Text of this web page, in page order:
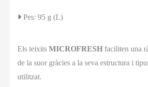
Pes: 95 g (L)
Els teixits MICROFRESH faciliten una
de la suor gràcies a la seva estructura i
utilitzat.